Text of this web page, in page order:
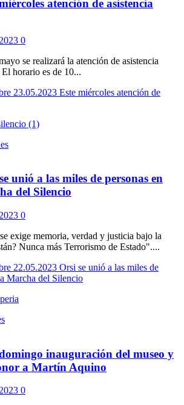
atención de asistencia
0
se realizará la atención de asistencia
horario es de 10...
23.05.2023 Este miércoles atención de
unió a las miles de personas en
del Silencio
0
exige memoria, verdad y justicia bajo la
Nunca más Terrorismo de Estado"....
22.05.2023 Orsi se unió a las miles de
Marcha del Silencio
inauguración del museo y
a Martín Aquino
0